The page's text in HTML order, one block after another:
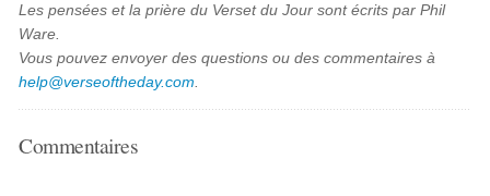
Les pensées et la prière du Verset du Jour sont écrits par Phil
Ware.
Vous pouvez envoyer des questions ou des commentaires à
help@verseoftheday.com
Commentaires